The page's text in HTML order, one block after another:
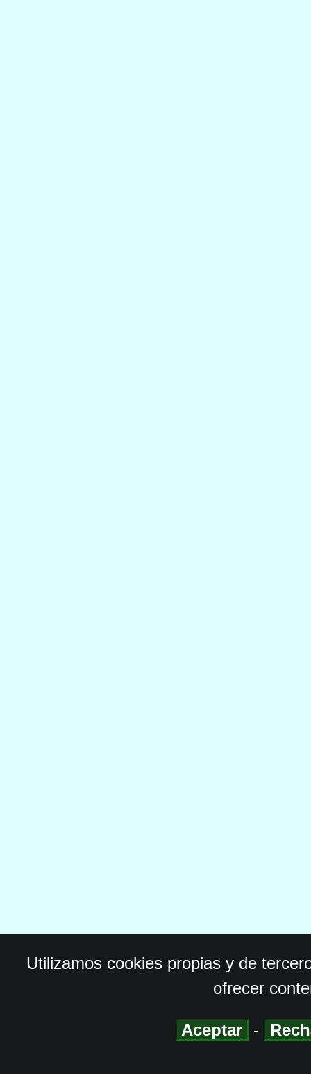
Utilizamos cookies propias y de
ofrecer
Aceptar -